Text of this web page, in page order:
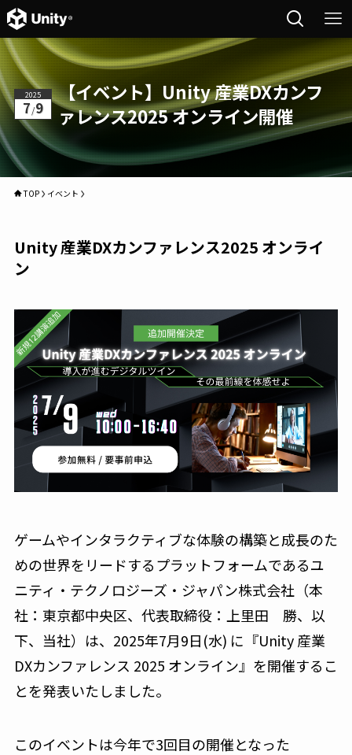
2025
7/9
【イベント】Unity 産業DXカンフ
ァレンス2025 オンライン開催
TOP イベント
Unity 産業DXカンファレンス2025 オンライ
ン
ゲームやインタラクティブな体験の構築と成長のた
めの世界をリードするプラットフォームであるユ
ニティ・テクノロジーズ・ジャパン株式会社（本
社：東京都中央区、代表取締役：上里田 勝、以
下、当社）は、2025年7月9日(水) に『Unity 産業
DXカンファレンス 2025 オンライン』を開催するこ
とを発表いたしました。
このイベントは今年で3回目の開催となった